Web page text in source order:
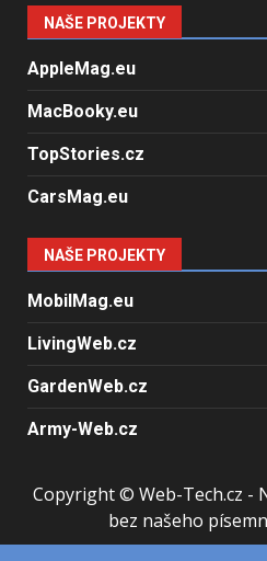
NAŠE PROJEKTY
AppleMag.eu
MacBooky.eu
TopStories.cz
CarsMag.eu
NAŠE PROJEKTY
MobilMag.eu
LivingWeb.cz
GardenWeb.cz
Army-Web.cz
Copyright © Web-Tech.cz -
bez našeho